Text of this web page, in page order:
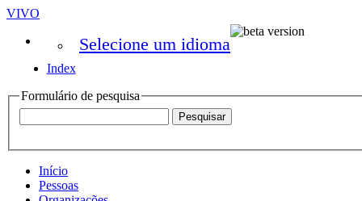
VIVO
Selecione um idioma
Index
Formulário de pesquisa
Início
Pessoas